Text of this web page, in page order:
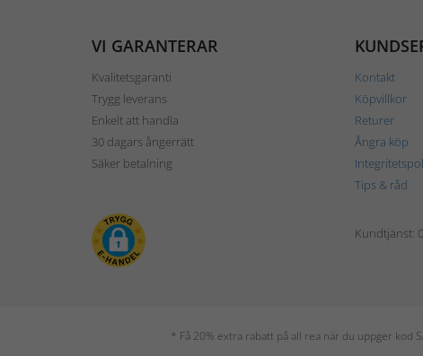
VI GARANTERAR
Kvalitetsgaranti
Trygg leverans
Enkelt att handla
30 dagars ångerrätt
Säker betalning
Kontakt
Köpvillkor
Returer
Ångra köp
Tips & råd
Kundtjänst:
* Få 20% extra rabatt på all rea när du uppger kod